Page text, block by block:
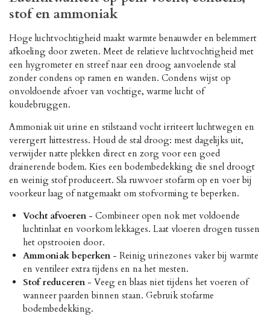
stof en ammoniak
Hoge luchtvochtigheid maakt warmte benauwder en belemmert
afkoeling door zweten. Meet de relatieve luchtvochtigheid met
een hygrometer en streef naar een droog aanvoelende stal
zonder condens op ramen en wanden. Condens wijst op
onvoldoende afvoer van vochtige, warme lucht of
koudebruggen.
Ammoniak uit urine en stilstaand vocht irriteert luchtwegen en
verergert hittestress. Houd de stal droog: mest dagelijks uit,
verwijder natte plekken direct en zorg voor een goed
drainerende bodem. Kies een bodembedekking die snel droogt
en weinig stof produceert. Sla ruwvoer stofarm op en voer bij
voorkeur laag of natgemaakt om stofvorming te beperken.
Vocht afvoeren- Combineer open nok met voldoende
luchtinlaat en voorkom lekkages. Laat vloeren drogen tussen
het opstrooien door.
Ammoniak beperken- Reinig urinezones vaker bij warmte
en ventileer extra tijdens en na het mesten.
Stof reduceren- Veeg en blaas niet tijdens het voeren of
wanneer paarden binnen staan. Gebruik stofarme
bodembedekking.